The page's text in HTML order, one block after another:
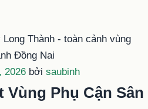
2026 bởi saubinh
Vùng Phụ Cận Sân